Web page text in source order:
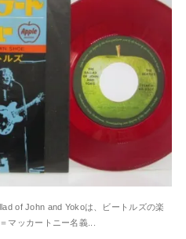
of John and Yokoは、ビートルズの楽
マッカートニー名義...